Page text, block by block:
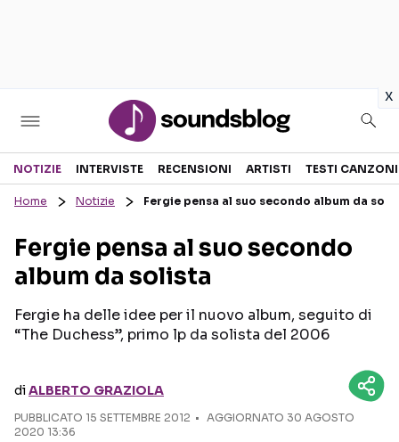
x
Sezioni
RECENSIONI MUSICALI
INTERVISTE
GOSSIP E CURIOSITÀ
TESTI CANZONI
TALENT SHOW
NOTIZIE INTERVISTE RECENSIONI ARTISTI TESTI CANZONI
Home Notizie Fergie pensa al suo secondo album da
Fergie pensa al suo secondo
album da solista
Fergie ha delle idee per il nuovo album, seguito di
“The Duchess”, primo lp da solista del 2006
diALBERTO GRAZIOLA
PUBBLICATO 15 SETTEMBRE 2012
AGGIORNATO 30 AGOSTO
2020 13:36